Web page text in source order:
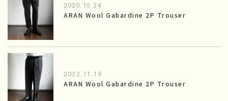
2020.10.24
ARAN Wool Gabardine 2P Trouser
2022.11.19
ARAN Wool Gabardine 2P Trouser